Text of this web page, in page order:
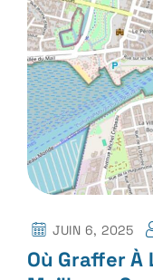
JUIN 6, 2025
Où Graffer À